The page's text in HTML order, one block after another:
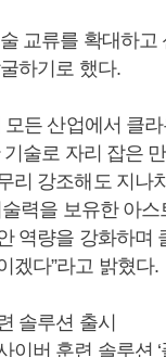
교류를 확대하고
하기로 했다.
모든 산업에서 클
술로 자리 잡은
리 강조해도 지나
력을 보유한 아
역량을 강화하며
겠다”라고 밝혔다.
솔루션 출시
이버 훈련 솔루션